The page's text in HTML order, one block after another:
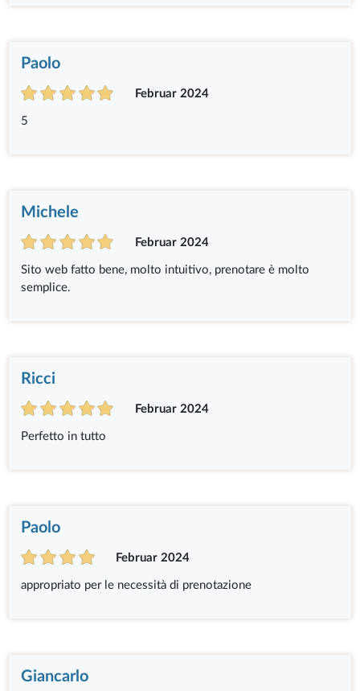
Paolo
Februar 2024
5
Michele
Februar 2024
Sito web fatto bene, molto intuitivo, prenotare è molto
semplice.
Ricci
Februar 2024
Perfetto in tutto
Paolo
Februar 2024
appropriato per le necessità di prenotazione
Giancarlo